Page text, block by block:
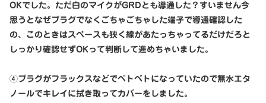
OKでした。ただ白のマイクがGRDとも導通した？すいません今
思うとなぜプラグでなくごちゃごちゃした端子で導通確認した
の、このときはスペースも狭く線があたっちゃってるだけだろと
しっかり確認せずOKって判断して進めちゃいました。
④プラグがフラックスなどでベトベトになっていたので無水エタ
ノールでキレイに拭き取ってカバーをしました。